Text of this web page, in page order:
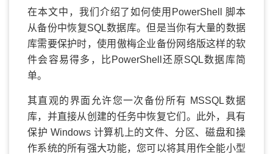
在本文中，我们介绍了如何使用PowerShell 脚本
从备份中恢复SQL数据库。但是当你有大量的数据
库需要保护时，使用傲梅企业备份网络版这样的软
件会容易得多，比PowerShell还原SQL数据库简
单。
其直观的界面允许您一次备份所有 MSSQL数据
库，并直接从创建的任务中恢复它们。此外，具有
保护 Windows 计算机上的文件、分区、磁盘和操
作系统的所有强大功能，您可以将其用作全能小型